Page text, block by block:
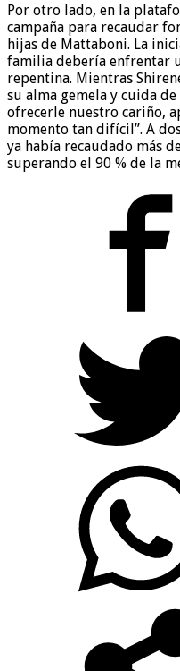
Por otro lado, en la
campaña para recaudar
hijas de Mattaboni. La
familia debería enfrentar
repentina. Mientras
su alma gemela y cuida
ofrecerle nuestro cariño,
momento tan difícil”. A
ya había recaudado más
superando el 90 % de la